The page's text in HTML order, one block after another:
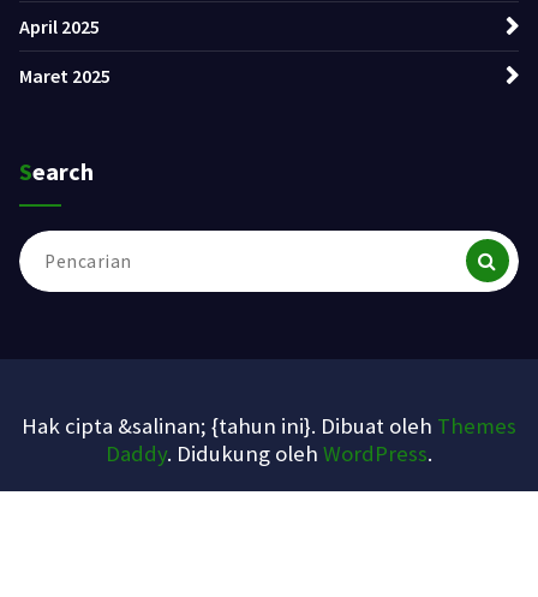
April 2025
Maret 2025
Search
Pencarian
untuk:
Hak cipta &salinan; {tahun ini}. Dibuat oleh Themes
Daddy. Didukung oleh WordPress.